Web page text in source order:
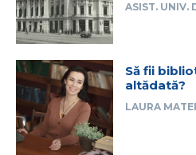
ASIST. UNIV.
Să fii
altădată?
LAURA MATEI